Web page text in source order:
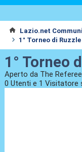
Lazio.net
1° Torneo di
1° Torneo
Aperto da The
0 Utenti e 1 Visitatore